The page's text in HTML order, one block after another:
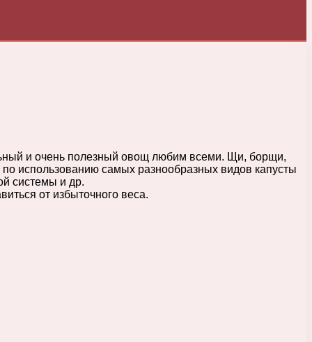
и очень полезный овощ любим всеми. Щи, борщи,
использованию самых разнообразных видов капусты
системы и др.
от избыточного веса.